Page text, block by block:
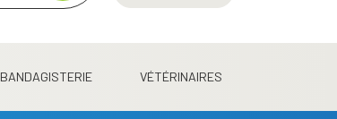
BANDAGISTERIE VÉTÉRINAIRES